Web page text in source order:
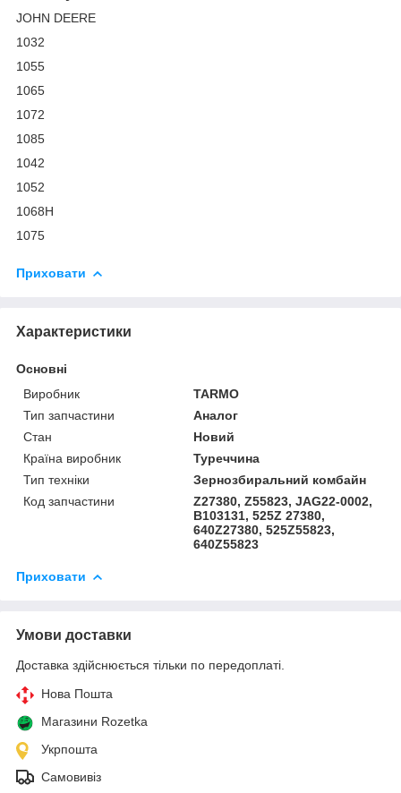
JOHN DEERE
1032
1055
1065
1072
1085
1042
1052
1068H
1075
Приховати
Характеристики
Основні
Виробник
TARMO
Тип запчастини
Аналог
Стан
Новий
Країна виробник
Туреччина
Тип техніки
Зернозбиральний комбайн
Код запчастини
Z27380, Z55823, JAG22-0002,
B103131, 525Z 27380,
640Z27380, 525Z55823,
640Z55823
Приховати
Умови доставки
Доставка здійснюється тільки по передоплаті.
Нова Пошта
Магазини Rozetka
Укрпошта
Самовивіз